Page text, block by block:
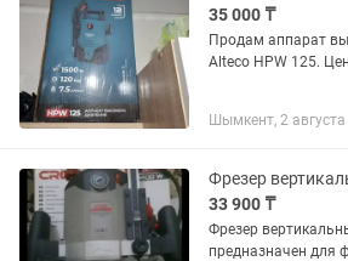
35 000 ₸
Продам аппарат
Alteco HPW 125.
Шымкент, 2 августа
33 900 ₸
Фрезер
предназначен для